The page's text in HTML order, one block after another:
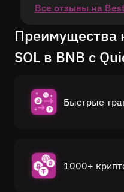
Все отзывы на
Преимущества
SOL в BNB с
Быстрые
1000+